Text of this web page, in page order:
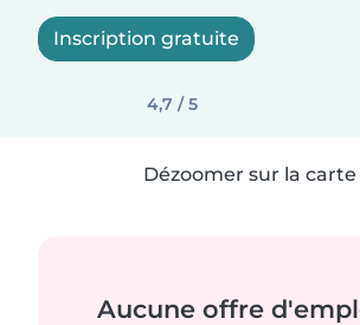
Inscription gratuite
4,7 / 5
Dézoomer sur la
Aucune offre